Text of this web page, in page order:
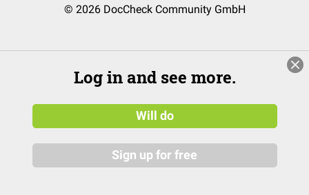
© 2026 DocCheck Community GmbH
Log in and see more.
Will do
Sign up for free